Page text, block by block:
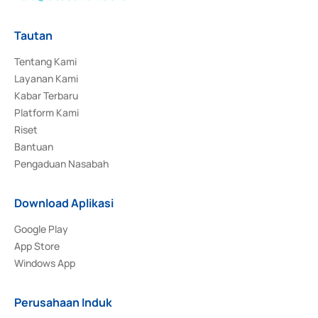
Tautan
Tentang Kami
Layanan Kami
Kabar Terbaru
Platform Kami
Riset
Bantuan
Pengaduan Nasabah
Download Aplikasi
Google Play
App Store
Windows App
Perusahaan Induk